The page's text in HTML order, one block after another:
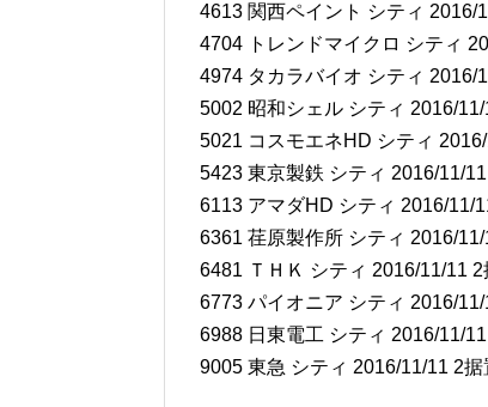
4613 関西ペイント シティ 2016/
4704 トレンドマイクロ シティ
4974 タカラバイオ シティ 2016/
5002 昭和シェル シティ 2016/
5021 コスモエネHD シティ
5423 東京製鉄 シティ 2016/11/
6113 アマダHD シティ 2016/11/
6361 荏原製作所 シティ 2016/
6481 ＴＨＫ シティ 2016/11/11 2
6773 パイオニア シティ 2016/
6988 日東電工 シティ 2016/11/
9005 東急 シティ 2016/11/11 2据